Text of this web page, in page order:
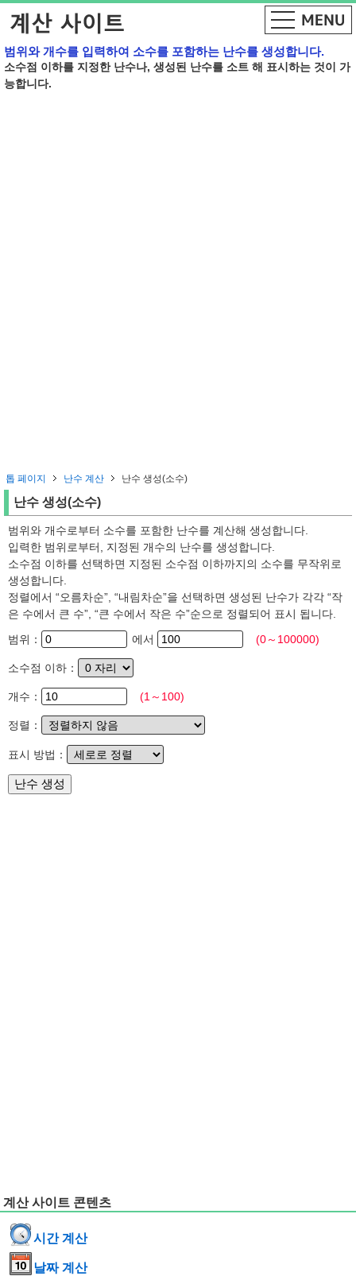
범위와 개수를 입력하여 소수를 포함하는 난수를 생성합니다.
소수점 이하를 지정한 난수나, 생성된 난수를 소트 해 표시하는 것이 가
능합니다.
톱 페이지 난수 계산 난수 생성(소수)
난수 생성(소수)
범위와 개수로부터 소수를 포함한 난수를 계산해 생성합니다.
입력한 범위로부터, 지정된 개수의 난수를 생성합니다.
소수점 이하를 선택하면 지정된 소수점 이하까지의 소수를 무작위로
생성합니다.
정렬에서 “오름차순”, “내림차순”을 선택하면 생성된 난수가 각각 “작
은 수에서 큰 수”, “큰 수에서 작은 수”순으로 정렬되어 표시 됩니다.
범위：
에서 (0～100000)
소수점 이하：
개수： (1～100)
정렬：
표시 방법：
계산 사이트 콘텐츠
시간 계산
날짜 계산